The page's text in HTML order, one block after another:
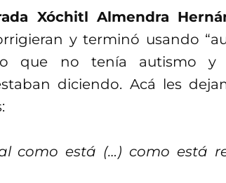
Xóchitl Almendra
y terminó usando
que no tenía autismo
diciendo. Acá les
como está (…) como está